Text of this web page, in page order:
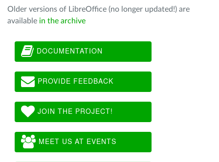
Older versions of LibreOffice (no longer updated!) are
available in the archive
DOCUMENTATION
PROVIDE FEEDBACK
JOIN THE PROJECT!
MEET US AT EVENTS